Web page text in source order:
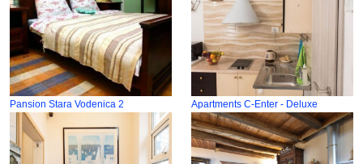
Pansion Stara Vodenica 2 Apartments C-Enter - Deluxe